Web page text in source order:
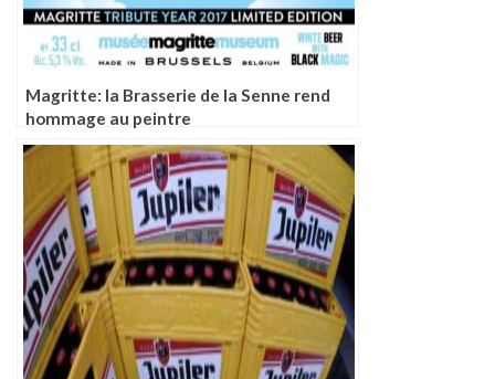
Magritte: la Brasserie de la Senne rend
hommage au peintre